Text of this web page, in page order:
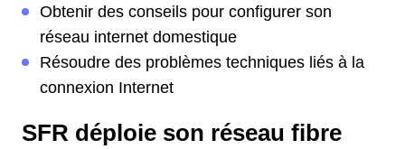
Obtenir des conseils pour configurer son
réseau internet domestique
Résoudre des problèmes techniques liés à la
connexion Internet
SFR déploie son réseau fibre